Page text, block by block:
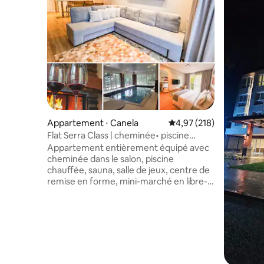
Appartement ⋅ Canela Évaluation moyenne
4,97 (218)
Flat Serra Class | cheminée• piscine
chauffée•sauna
Appartement entièrement équipé avec
cheminée dans le salon, piscine
chauffée, sauna, salle de jeux, centre de
remise en forme, mini-marché en libre-